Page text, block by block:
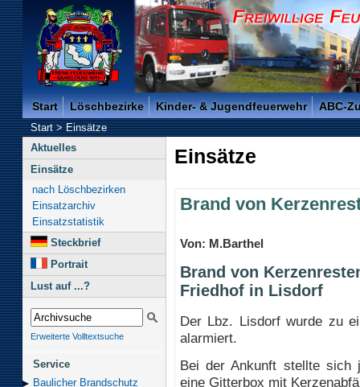
Freiwillige Feuerwehr der Kreisstadt Saarlouis -
Start Löschbezirke Kinder- & Jugendfeuerwehr ABC-
Start>Einsätze
Aktuelles
Einsätze
nach Löschbezirken
Einsatzarchiv
Einsatzstatistik
Steckbrief
Portrait
Lust auf ...?
Erweiterte Volltextsuche
Service
Baulicher Brand­schutz
Einsätze
Brand von
Von: M.Barthel
Brand von
Friedhof in Lisdorf
Der Lbz. Lisdorf wurde zu
alarmiert.
Bei der Ankunft stellte sich
eine Gitterbox mit